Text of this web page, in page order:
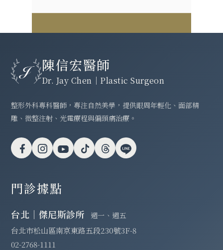
陳信宏醫師
Dr. Jay Chen｜Plastic Surgeon
整形外科專科醫師，專注自然美學，提供眼周年輕化、面部精
雕、微整注射、光電療程與偏頭痛治療。
門診據點
台北｜傑尼斯診所 週一、週五
台北市松山區南京東路五段230號3F-8
02-2768-1111